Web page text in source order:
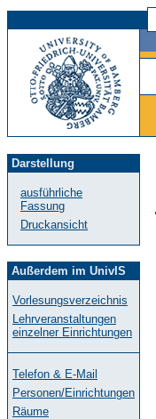
Darstellung
ausführliche
Fassung
Druckansicht
Außerdem im UnivIS
Vorlesungsverzeichnis
Lehrveranstaltungen
einzelner Einrichtungen
Telefon & E-Mail
Personen/Einrichtungen
Räume